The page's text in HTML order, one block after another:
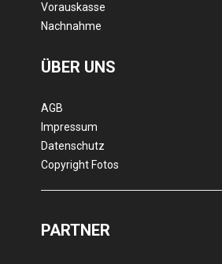
Vorauskasse
Nachnahme
ÜBER UNS
AGB
Impressum
Datenschutz
Copyright Fotos
PARTNER